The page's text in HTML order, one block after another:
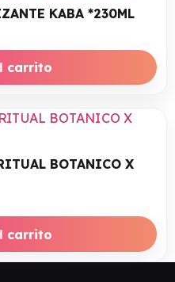
KABA *230ML
carrito
BOTANICO X
carrito